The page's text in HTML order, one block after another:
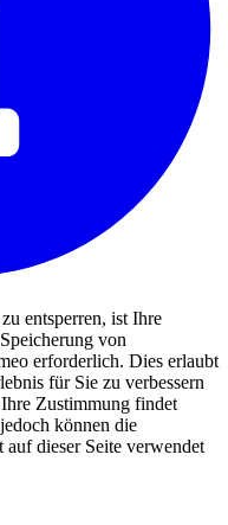
entsperren, ist Ihre
von
erforderlich. Dies erlaubt
für Sie zu verbessern
Ihre Zustimmung findet
können die
dieser Seite verwendet